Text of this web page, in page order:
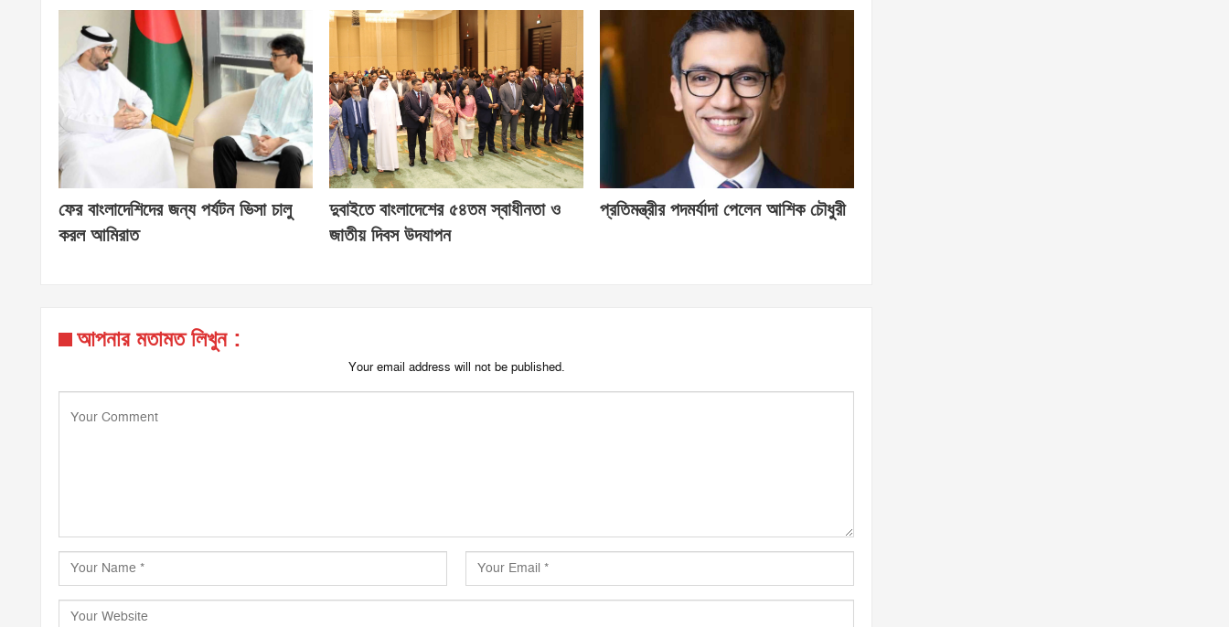
ফের বাংলাদেশিদের জন্য পর্যটন ভিসা চালু
করল আমিরাত
দুবাইতে বাংলাদেশের ৫৪তম স্বাধীনতা ও
জাতীয় দিবস উদযাপন
প্রতিমন্ত্রীর পদমর্যাদা পেলেন আশিক চৌধুরী
আপনার মতামত লিখুন :
Your email address will not be published.